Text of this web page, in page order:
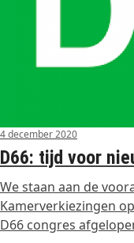
4 december 2020
D66: tijd voor
We staan aan de
Kamerverkiezingen
D66 congres